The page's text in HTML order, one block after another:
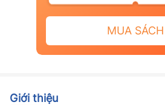
MUA SÁCH
Giới thiệu